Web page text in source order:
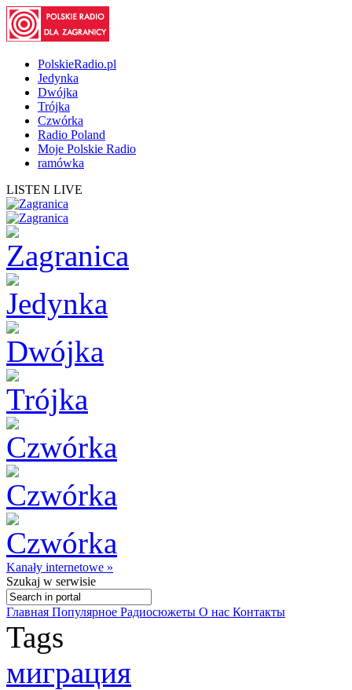
PolskieRadio.pl
Jedynka
Dwójka
Trójka
Czwórka
Radio Poland
Moje Polskie Radio
ramówka
LISTEN LIVE
Kanały internetowe »
Szukaj w serwisie
Главная Популярное Радиосюжеты О нас Контакты
Tags
миграция